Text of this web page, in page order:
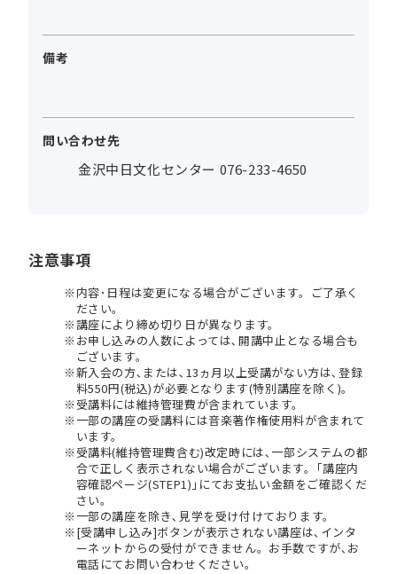
備考
問い合わせ先
金沢中日文化センター 076-233-4650
注意事項
内容･日程は変更になる場合がございます。ご了承く
ださい。
講座により締め切り日が異なります。
お申し込みの人数によっては､開講中止となる場合も
ございます。
新入会の方､または､13ヵ月以上受講がない方は､登録
料550円(税込)が必要となります(特別講座を除く)。
受講料には維持管理費が含まれています。
一部の講座の受講料には音楽著作権使用料が含まれて
います。
受講料(維持管理費含む)改定時には､一部システムの都
合で正しく表示されない場合がございます。｢講座内
容確認ページ(STEP1)｣にてお支払い金額をご確認くだ
さい。
一部の講座を除き､見学を受け付けております。
[受講申し込み]ボタンが表示されない講座は､インタ
ーネットからの受付ができません。お手数ですが､お
電話にてお問い合わせください。